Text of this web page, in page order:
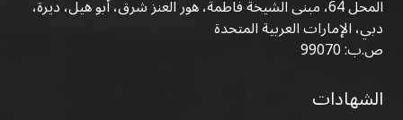
المحل 64، مبنى الشيخة فاطمة، هور العنز شرق، أبو هيل، ديرة،
دبي، الإمارات العربية المتحدة
ص.ب: 99070
الشهادات